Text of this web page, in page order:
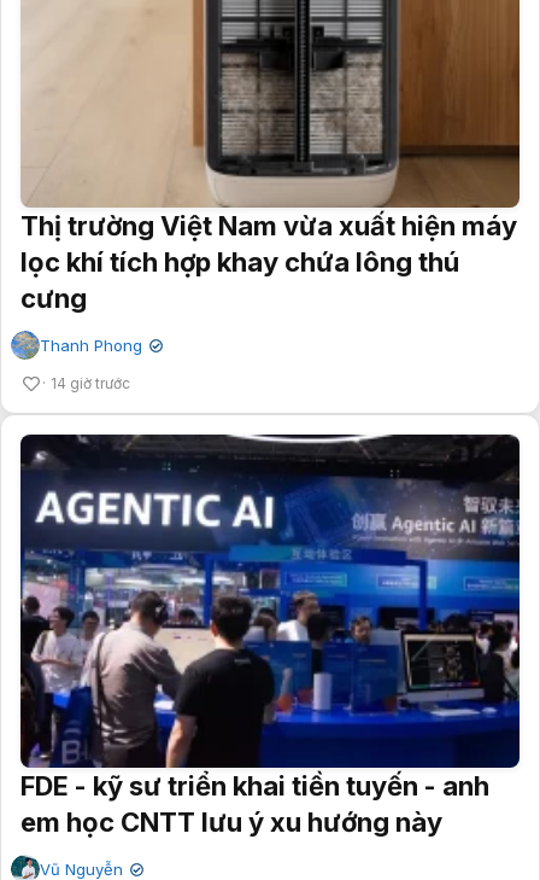
Thị trường Việt Nam vừa xuất hiện máy
lọc khí tích hợp khay chứa lông thú
cưng
Thanh Phong ✔
14 giờ trước
FDE - kỹ sư triển khai tiền tuyến - anh
em học CNTT lưu ý xu hướng này
Vũ Nguyễn ✔